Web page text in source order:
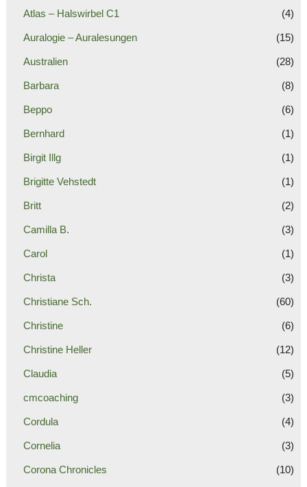
Atlas – Halswirbel C1 (4)
Auralogie – Auralesungen (15)
Australien (28)
Barbara (8)
Beppo (6)
Bernhard (1)
Birgit Illg (1)
Brigitte Vehstedt (1)
Britt (2)
Camilla B. (3)
Carol (1)
Christa (3)
Christiane Sch. (60)
Christine (6)
Christine Heller (12)
Claudia (5)
cmcoaching (3)
Cordula (4)
Cornelia (3)
Corona Chronicles (10)